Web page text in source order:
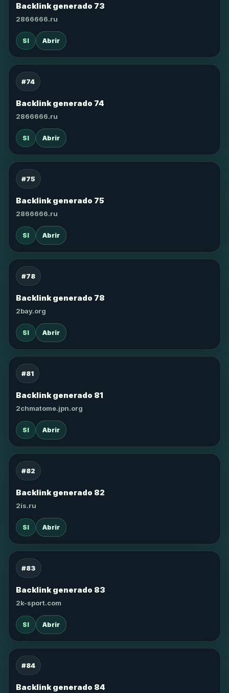
Backlink generado 73
2866666.ru
SI Abrir
#74
Backlink generado 74
2866666.ru
SI Abrir
#75
Backlink generado 75
2866666.ru
SI Abrir
#78
Backlink generado 78
2bay.org
SI Abrir
#81
Backlink generado 81
2chmatome.jpn.org
SI Abrir
#82
Backlink generado 82
2is.ru
SI Abrir
#83
Backlink generado 83
2k-sport.com
SI Abrir
#84
Backlink generado 84